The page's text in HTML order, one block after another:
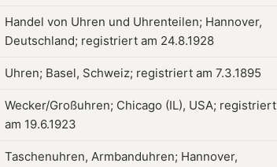
Handel von Uhren und Uhrenteilen; Hannover,
Deutschland; registriert am 24.8.1928
Uhren; Basel, Schweiz; registriert am 7.3.1895
Wecker/Großuhren; Chicago (IL), USA; registriert
am 19.6.1923
Taschenuhren, Armbanduhren; Hannover,